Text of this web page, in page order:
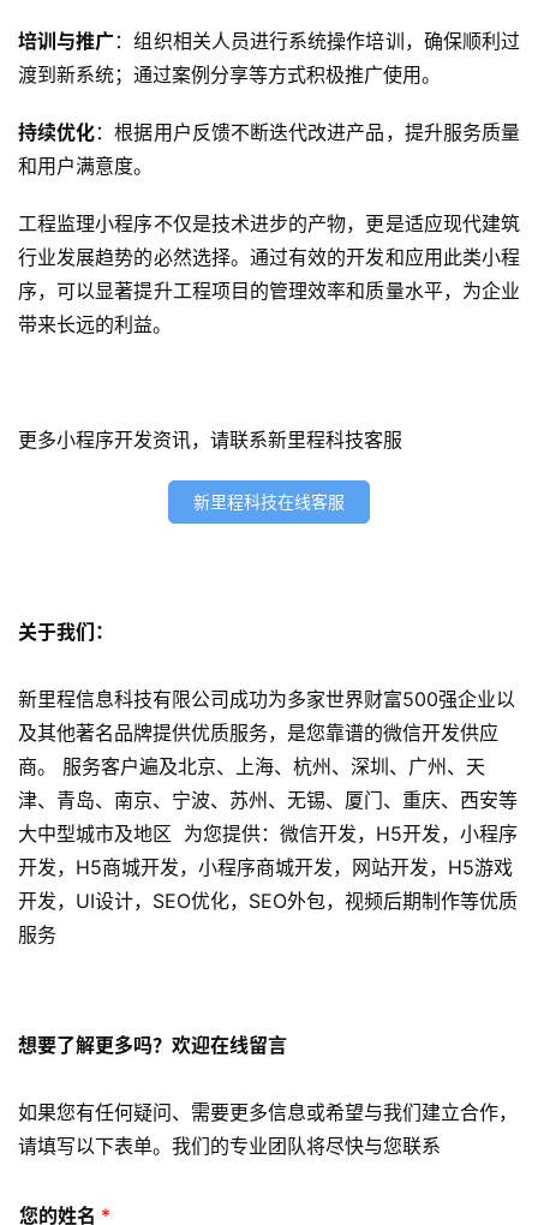
信
开
小
序
开
发
发
字
营
销
A
P
P
开
发
视
资
培训与推广：组织相关人员进行系统操作培训，确保顺利过
渡到新系统；通过案例分享等方式积极推广使用。
持续优化：根据用户反馈不断迭代改进产品，提升服务质量
和用户满意度。
工程监理小程序不仅是技术进步的产物，更是适应现代建筑
行业发展趋势的必然选择。通过有效的开发和应用此类小程
序，可以显著提升工程项目的管理效率和质量水平，为企业
带来长远的利益。
更多小程序开发资讯，请联系新里程科技客服
新里程科技在线客服
关于我们：
新里程信息科技有限公司成功为多家世界财富500强企业以
及其他著名品牌提供优质服务，是您靠谱的微信开发供应
商。 服务客户遍及北京、上海、杭州、深圳、广州、天
津、青岛、南京、宁波、苏州、无锡、厦门、重庆、西安等
大中型城市及地区 为您提供：微信开发，H5开发，小程序
开发，H5商城开发，小程序商城开发，网站开发，H5游戏
开发，UI设计，SEO优化，SEO外包，视频后期制作等优质
服务
想要了解更多吗？欢迎在线留言
如果您有任何疑问、需要更多信息或希望与我们建立合作，
请填写以下表单。我们的专业团队将尽快与您联系
您的姓名 *